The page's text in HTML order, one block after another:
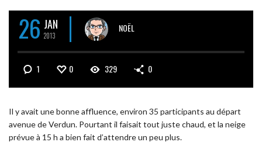
26 JAN
2013
NOËL
1 0 329 0
Il y avait une bonne affluence, environ 35 participants au départ
avenue de Verdun. Pourtant il faisait tout juste chaud, et la neige
prévue à 15 h a bien fait d’attendre un peu plus.